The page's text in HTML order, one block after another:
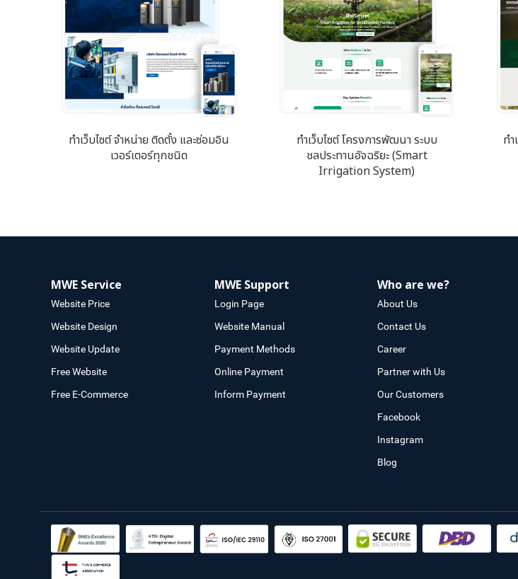
ทำเว็บไซต์ จำหน่าย ติดตั้ง และซ่อมอิน
เวอร์เตอร์ทุกชนิด
ทำเว็บไซต์ โครงการพัฒนา ระบบ
ชลประทานอัจฉริยะ (Smart
Irrigation System)
ท
MWE Service
Website Price
Website Design
Website Update
Free Website
Free E-Commerce
MWE Support
Login Page
Website Manual
Payment Methods
Online Payment
Inform Payment
Who are we?
About Us
Contact Us
Career
Partner with Us
Our Customers
Facebook
Instagram
Blog